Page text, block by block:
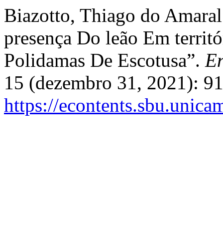
Biazotto, Thiago do
presença Do leão Em
Polidamas De Escotusa”.
15 (dezembro 31, 2021):
https://